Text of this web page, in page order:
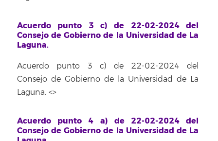
Acuerdo punto 3 c) de 22-02-2024 del
Consejo de Gobierno de la Universidad de La
Laguna.
Acuerdo punto 3 c) de 22-02-2024 del
Consejo de Gobierno de la Universidad de La
Laguna. <>
Acuerdo punto 4 a) de 22-02-2024 del
Consejo de Gobierno de la Universidad de La